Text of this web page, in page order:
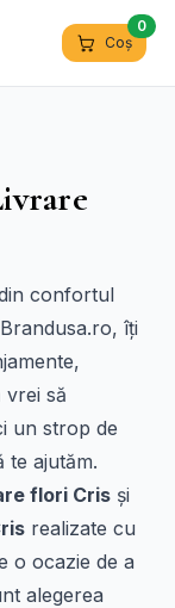
Coș
0
confortul
îți
vrei să
un strop de
te ajutăm.
flori Cris și
realizate cu
o ocazie de a
alegerea